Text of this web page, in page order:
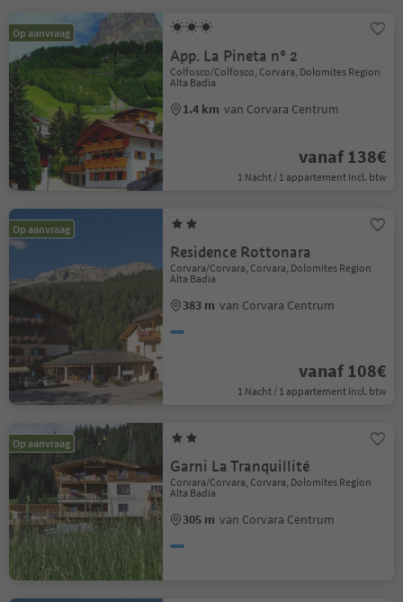
Op aanvraag
App. La Pineta n° 2
Colfosco/Colfosco, Corvara, Dolomites Region
Alta Badia
1.4 km van Corvara Centrum
vanaf 138€
1 Nacht / 1 appartement Incl. btw
Op aanvraag
Residence Rottonara
Corvara/Corvara, Corvara, Dolomites Region
Alta Badia
383 m van Corvara Centrum
vanaf 108€
1 Nacht / 1 appartement Incl. btw
Op aanvraag
Garni La Tranquillité
Corvara/Corvara, Corvara, Dolomites Region
Alta Badia
305 m van Corvara Centrum